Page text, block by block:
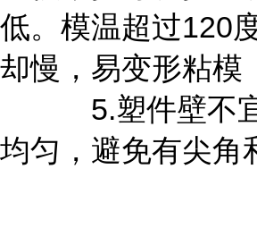
低。模温超过120
却慢，易变形粘模
5.塑件壁不宜
均匀，避免有尖角